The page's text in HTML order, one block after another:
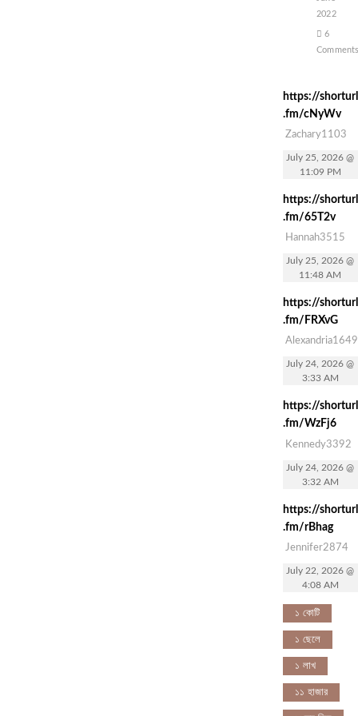
2022
6
https://shorturl
.fm/cNyWv
Zachary1103
July 25, 2026 @
11:09 PM
https://shorturl
.fm/65T2v
Hannah3515
July 25, 2026 @
11:48 AM
https://shorturl
.fm/FRXvG
Alexandria1649
July 24, 2026 @
3:33 AM
https://shorturl
.fm/WzFj6
Kennedy3392
July 24, 2026 @
3:32 AM
https://shorturl
.fm/rBhag
Jennifer2874
July 22, 2026 @
4:08 AM
১ কোটি
১ ছেলে
১ লাখ
১১ হাজার